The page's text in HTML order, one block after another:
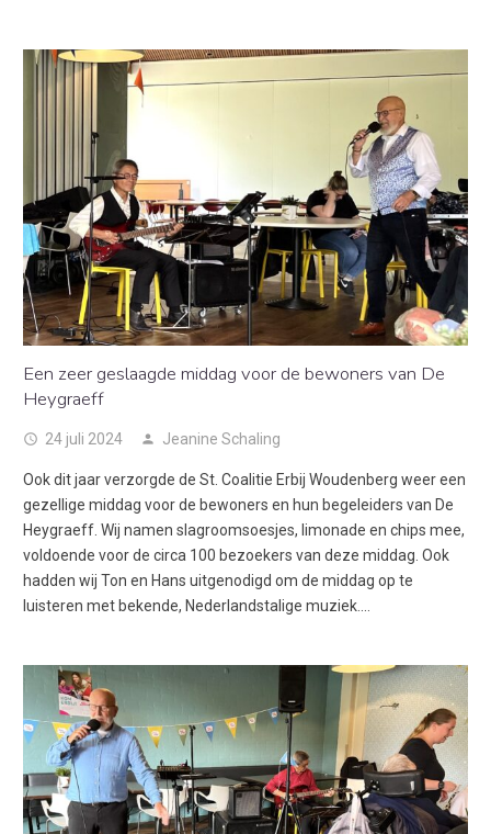
Een zeer geslaagde middag voor de bewoners van De
Heygraeff
access_time 24 juli 2024 person Jeanine Schaling
Ook dit jaar verzorgde de St. Coalitie Erbij Woudenberg weer een
gezellige middag voor de bewoners en hun begeleiders van De
Heygraeff. Wij namen slagroomsoesjes, limonade en chips mee,
voldoende voor de circa 100 bezoekers van deze middag. Ook
hadden wij Ton en Hans uitgenodigd om de middag op te
luisteren met bekende, Nederlandstalige muziek.…